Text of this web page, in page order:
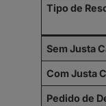
Tipo de
Sem Justa
Com Justa
Pedido de